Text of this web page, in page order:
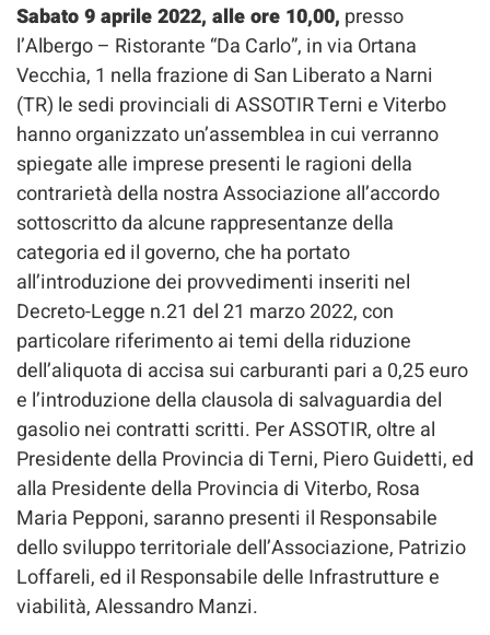
Sabato 9 aprile 2022, alle ore 10,00, presso
l’Albergo – Ristorante “Da Carlo”, in via Ortana
Vecchia, 1 nella frazione di San Liberato a Narni
(TR) le sedi provinciali di ASSOTIR Terni e Viterbo
hanno organizzato un’assemblea in cui verranno
spiegate alle imprese presenti le ragioni della
contrarietà della nostra Associazione all’accordo
sottoscritto da alcune rappresentanze della
categoria ed il governo, che ha portato
all’introduzione dei provvedimenti inseriti nel
Decreto-Legge n.21 del 21 marzo 2022, con
particolare riferimento ai temi della riduzione
dell’aliquota di accisa sui carburanti pari a 0,25 euro
e l’introduzione della clausola di salvaguardia del
gasolio nei contratti scritti. Per ASSOTIR, oltre al
Presidente della Provincia di Terni, Piero Guidetti, ed
alla Presidente della Provincia di Viterbo, Rosa
Maria Pepponi, saranno presenti il Responsabile
dello sviluppo territoriale dell’Associazione, Patrizio
Loffareli, ed il Responsabile delle Infrastrutture e
viabilità, Alessandro Manzi.